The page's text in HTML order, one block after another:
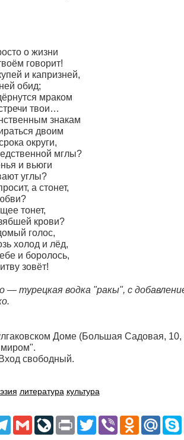
о жизни
говорит!
и капризней,
обид;
мраком
твои…
знакам
двоим
округи,
мглы?
и вьюги
углы?
а стонет,
тонет,
крови?
голос,
холод и лёд,
и боролось,
зовёт!
— турецкая водка "ракы", с
Доме (Большая Садовая, 10,
миром".
свободный.
литература культура
Telegram
GmailLiveJournal
Print TwitterViber